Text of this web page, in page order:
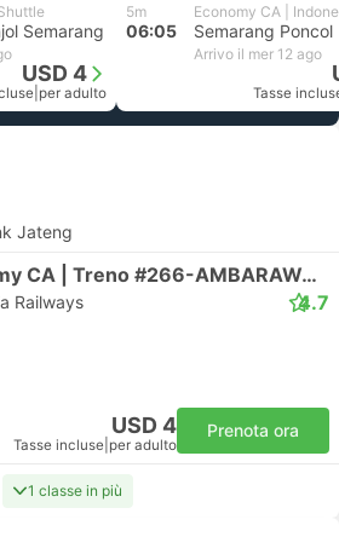
Semarang
USD 4
per adulto
5m
06:05 Semarang Poncol
Arrivo il mer 12 ago
Tasse
Jateng
Economy CA | Treno #266-AMBARAWA EKSPRES
Railways 4.7
USD 4
Tasse incluse per adulto
Prenota ora
1 classe in più